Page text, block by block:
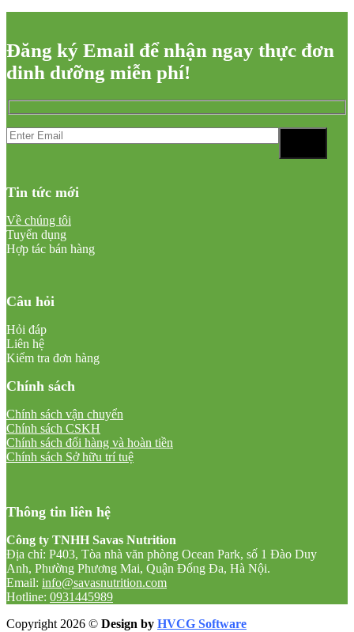
Đăng ký Email để nhận ngay thực đơn
dinh dưỡng miễn phí!
Tin tức mới
Về chúng tôi
Tuyển dụng
Hợp tác bán hàng
Câu hỏi
Hỏi đáp
Liên hệ
Kiểm tra đơn hàng
Chính sách
Chính sách vận chuyển
Chính sách CSKH
Chính sách đổi hàng và hoàn tiền
Chính sách Sở hữu trí tuệ
Thông tin liên hệ
Công ty TNHH Savas Nutrition
Địa chỉ: P403, Tòa nhà văn phòng Ocean Park, số 1 Đào Duy
Anh, Phường Phương Mai, Quận Đống Đa, Hà Nội.
Email: info@savasnutrition.com
Hotline: 0931445989
Copyright 2026 © Design by HVCG Software